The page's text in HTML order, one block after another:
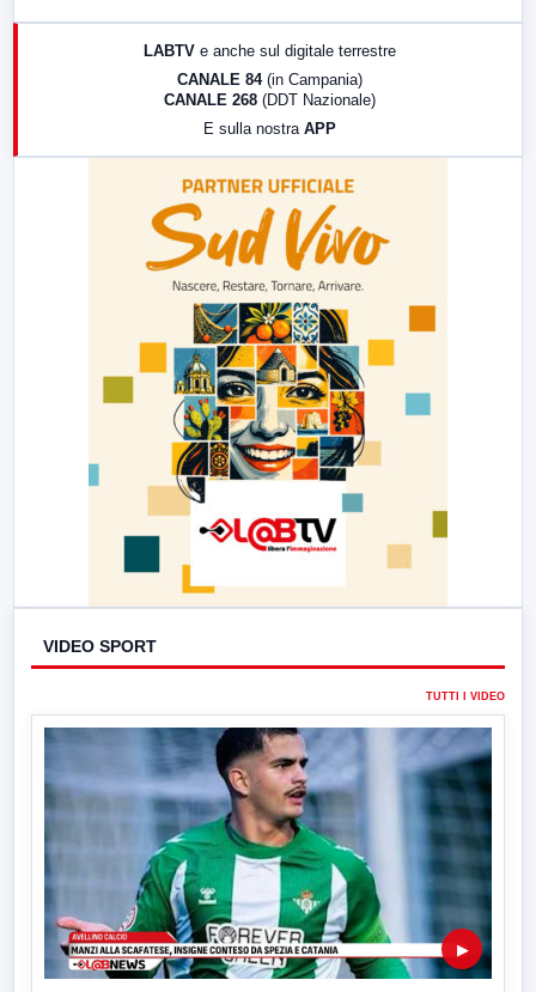
LABTV e anche sul digitale terrestre
CANALE 84 (in Campania)
CANALE 268 (DDT Nazionale)
E sulla nostra APP
VIDEO SPORT
TUTTI I VIDEO
▶